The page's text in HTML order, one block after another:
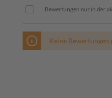
Bewertungen nur in der
Keine Bewertungen